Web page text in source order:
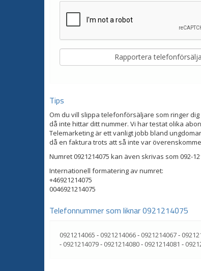
Tips
Om du vill slippa telefonförsäljare som ringer
då inte hittar ditt nummer. Vi har testat olika
Telemarketing är ett vanligt jobb bland
då en faktura trots att så inte var
Numret 0921214075 kan även skrivas som 092-
Internationell formatering av numret:
+46921214075
0046921214075
Telefonnummer som liknar 0921214075
0921214065 - 0921214066- 0921214067-
- 0921214079- 0921214080- 0921214081 -